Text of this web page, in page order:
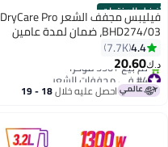
أفضل المنتجات فيليبس مجفف الشعر DryCare Pro
BHD274/03، ضمان لمدة عامين
4.4
7.7K
د.ك‏20.60
#4 في مجففات الشعر
باقي 2 وحدات في المخزون
تم بيع +350 مؤخرًا
احصل عليه خلال 18 - 19